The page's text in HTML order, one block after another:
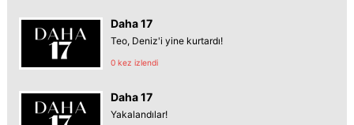
Daha 17
Teo, Deniz'i yine kurtardı!
0 kez izlendi
Daha 17
Yakalandılar!